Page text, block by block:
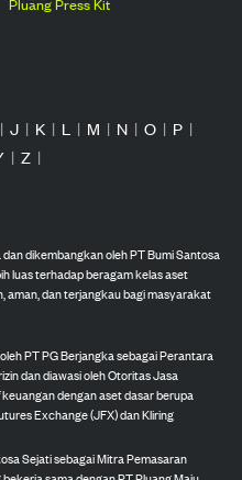
| J | K | L | M | N | O | P |
| Z |
dikembangkan oleh PT Bumi Santosa
luas terhadap beragam kelas aset
aman, dan terjangkau bagi masyarakat
PT PG Berjangka sebagai Perantara
dan diawasi oleh Otoritas Jasa
dengan aset dasar berupa
Exchange (JFX) dan Kliring
Sejati sebagai Mitra Pemasaran